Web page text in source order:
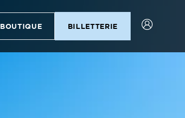
BOUTIQUE BILLETTERIE